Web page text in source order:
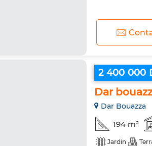
2 400 000
Dar
Dar Bouazza
194 m²
Jardin